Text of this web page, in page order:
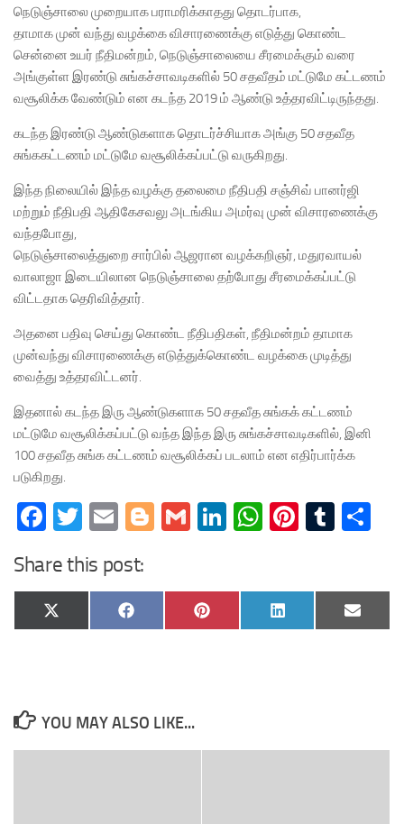
நெடுஞ்சாலை முறையாக பராமரிக்காதது தொடர்பாக,
தாமாக முன் வந்து வழக்கை விசாரணைக்கு எடுத்து கொண்ட
சென்னை உயர் நீதிமன்றம், நெடுஞ்சாலையை சீரமைக்கும் வரை
அங்குள்ள இரண்டு சுங்கச்சாவடிகளில் 50 சதவீதம் மட்டுமே கட்டணம்
வசூலிக்க வேண்டும் என கடந்த 2019 ம் ஆண்டு உத்தரவிட்டிருந்தது.
கடந்த இரண்டு ஆண்டுகளாக தொடர்ச்சியாக அங்கு 50 சதவீத
சுங்ககட்டணம் மட்டுமே வசூலிக்கப்பட்டு வருகிறது.
இந்த நிலையில் இந்த வழக்கு தலைமை நீதிபதி சஞ்சிவ் பானர்ஜி
மற்றும் நீதிபதி ஆதிகேசவலு அடங்கிய அமர்வு முன் விசாரணைக்கு
வந்தபோது,
நெடுஞ்சாலைத்துறை சார்பில் ஆஜரான வழக்கறிஞர், மதுரவாயல்
வாலாஜா இடையிலான நெடுஞ்சாலை தற்போது சீரமைக்கப்பட்டு
விட்டதாக தெரிவித்தார்.
அதனை பதிவு செய்து கொண்ட நீதிபதிகள், நீதிமன்றம் தாமாக
முன்வந்து விசாரணைக்கு எடுத்துக்கொண்ட வழக்கை முடித்து
வைத்து உத்தரவிட்டனர்.
இதனால் கடந்த இரு ஆண்டுகளாக 50 சதவீத சுங்கக் கட்டணம்
மட்டுமே வசூலிக்கப்பட்டு வந்த இந்த இரு சுங்கச்சாவடிகளில், இனி
100 சதவீத சுங்க கட்டணம் வசூலிக்கப் படலாம் என எதிர்பார்க்க
படுகிறது.
Facebook
Twitter
EmailBlogger
GmailLinkedIn
WhatsApp
Share this post:
Share
on
X
(Twitter)
Share
on
Facebook
Share
on
Pinterest
Share
on
LinkedIn
Share
on
Email
YOU MAY ALSO LIKE...